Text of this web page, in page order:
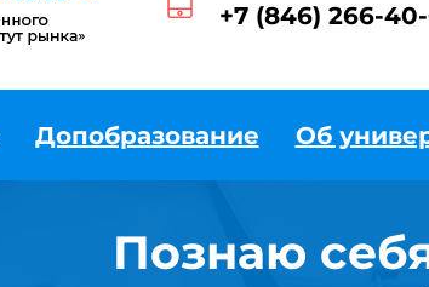
+7 (846) 266-
Допобразование Об
Познаю